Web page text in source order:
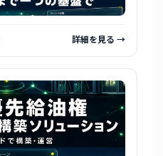
詳細を見る →